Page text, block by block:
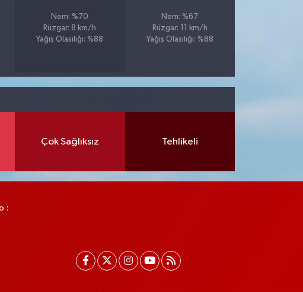
Nem: %70
Rüzgar: 8 km/h
Yağış Olasılığı: %88
Nem: %67
Rüzgar: 11 km/h
Yağış Olasılığı: %88
Çok Sağlıksız Tehlikeli
: